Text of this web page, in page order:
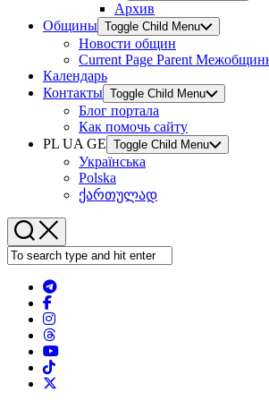
Архив
Общины Toggle Child Menu
Новости общин
Current Page Parent
Календарь
Контакты Toggle Child Menu
Блог портала
Как помочь сайту
PL UA GE Toggle Child Menu
Українська
Polska
ქართულად